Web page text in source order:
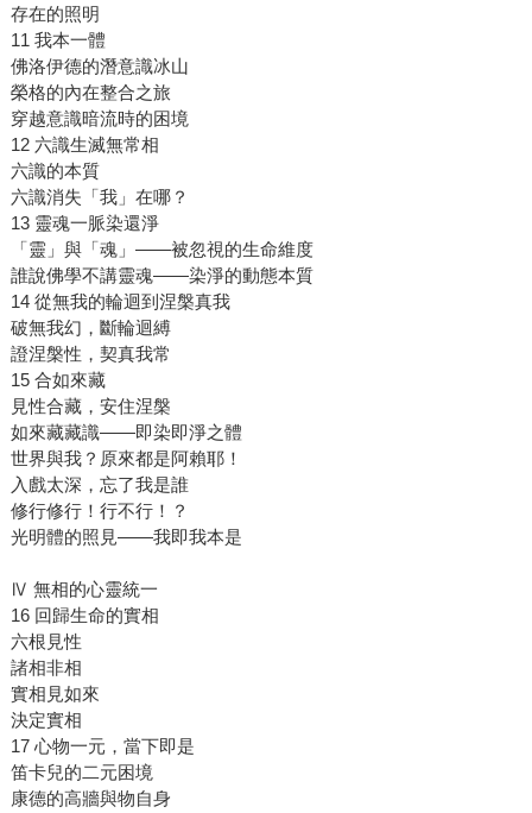
存在的照明
11 我本一體
佛洛伊德的潛意識冰山
榮格的內在整合之旅
穿越意識暗流時的困境
12 六識生滅無常相
六識的本質
六識消失「我」在哪？
13 靈魂一脈染還淨
「靈」與「魂」——被忽視的生命維度
誰說佛學不講靈魂——染淨的動態本質
14 從無我的輪迴到涅槃真我
破無我幻，斷輪迴縛
證涅槃性，契真我常
15 合如來藏
見性合藏，安住涅槃
如來藏藏識——即染即淨之體
世界與我？原來都是阿賴耶！
入戲太深，忘了我是誰
修行修行！行不行！？
光明體的照見——我即我本是
Ⅳ 無相的心靈統一
16 回歸生命的實相
六根見性
諸相非相
實相見如來
決定實相
17 心物一元，當下即是
笛卡兒的二元困境
康德的高牆與物自身